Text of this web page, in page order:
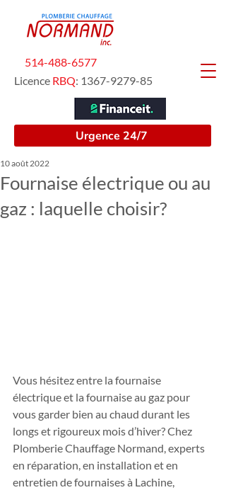
514-488-6577
Licence RBQ: 1367-9279-85
Urgence 24/7
Fournaise électrique ou au
gaz : laquelle choisir?
10 août 2022
Vous hésitez entre la fournaise
électrique et la fournaise au gaz pour
vous garder bien au chaud durant les
longs et rigoureux mois d’hiver? Chez
Plomberie Chauffage Normand, experts
en réparation, en installation et en
entretien de fournaises à Lachine,